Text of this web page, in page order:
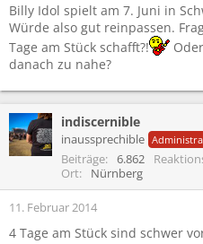
n
:
Billy Idol spielt am 7. Juni in
Würde also gut reinpassen.
Tage am Stück schafft?!
danach zu nahe?
indiscernible
inaussprechible
Beiträge 6.862
Ort
Nürnberg
11. Februar 2014
4 Tage am Stück sind schwer